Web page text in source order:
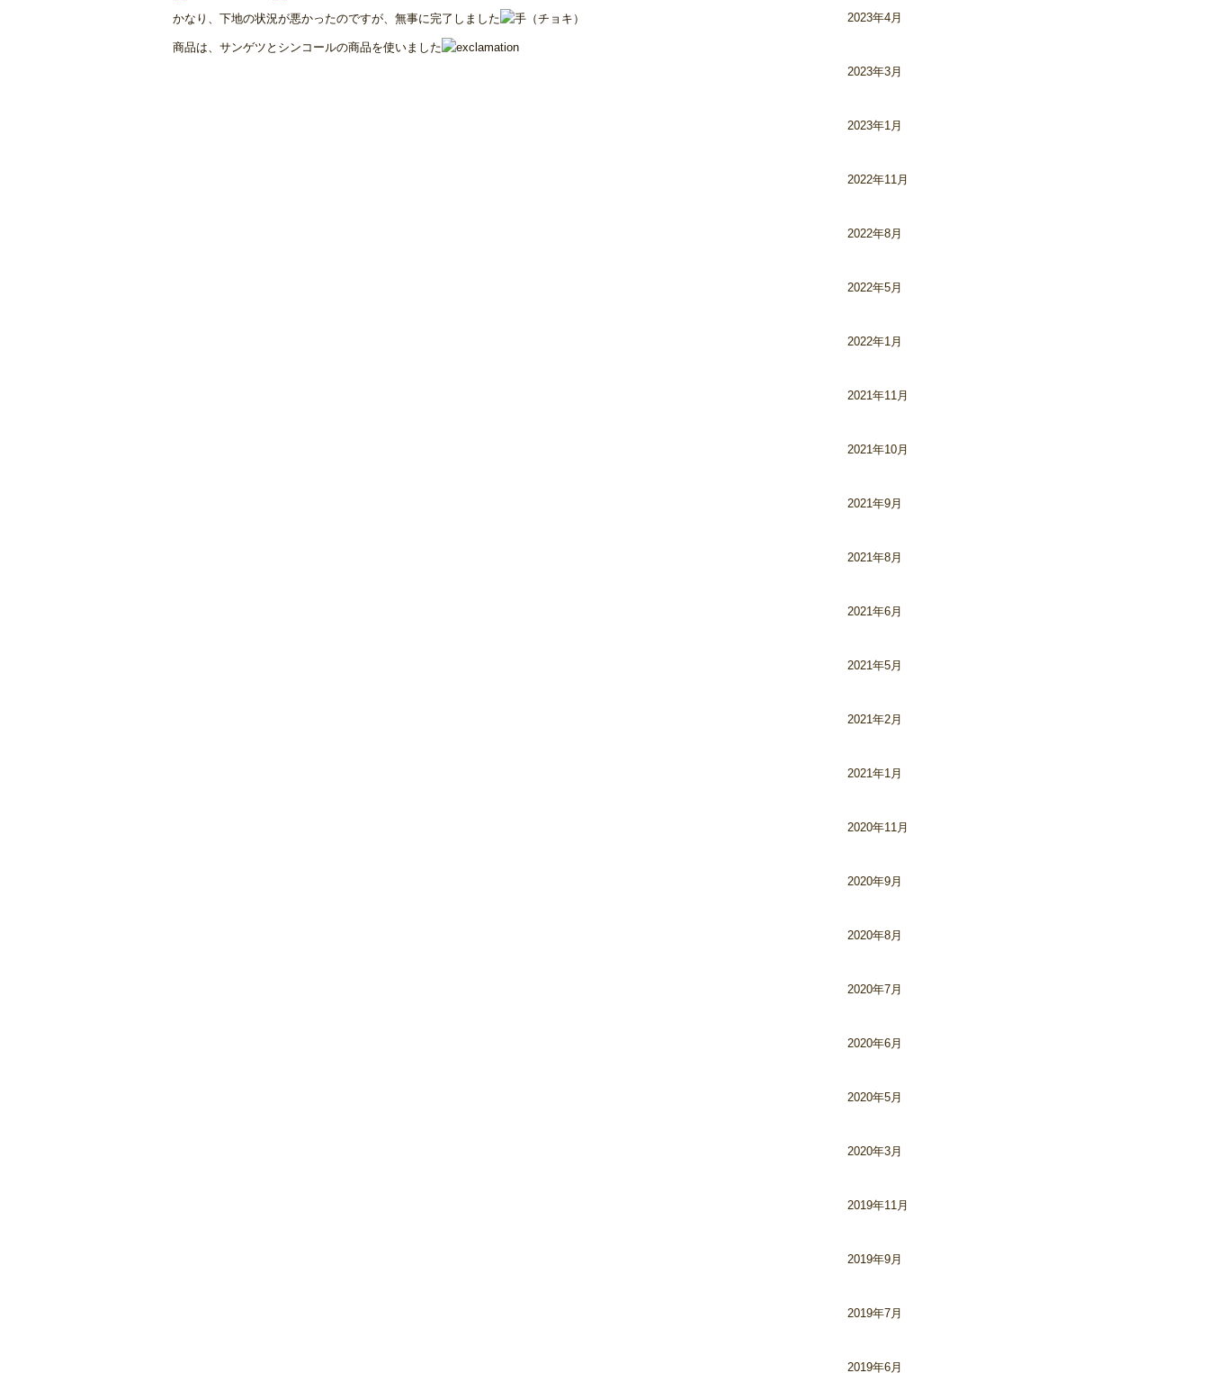
かなり、下地の状況が悪かったのですが、無事に完了しました
商品は、サンゲツとシンコールの商品を使いました
2023年4月
2023年3月
2023年1月
2022年11月
2022年8月
2022年5月
2022年1月
2021年11月
2021年10月
2021年9月
2021年8月
2021年6月
2021年5月
2021年2月
2021年1月
2020年11月
2020年9月
2020年8月
2020年7月
2020年6月
2020年5月
2020年3月
2019年11月
2019年9月
2019年7月
2019年6月